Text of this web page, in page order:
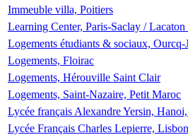
Immeuble villa, Poitiers
Learning Center, Paris-Saclay /
Logements étudiants & sociaux, Ourcq-
Logements, Floirac
Logements, Hérouville Saint Clair
Logements, Saint-Nazaire, Petit Maroc
Lycée français Alexandre Yersin,
Lycée Français Charles Lepierre,